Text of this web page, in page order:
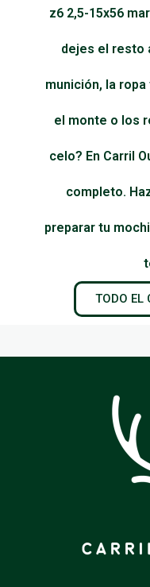
z6 2,5-15x56
dejes el resto
munición, la
el monte o los
celo? En Carril
completo.
preparar tu
TODO EL